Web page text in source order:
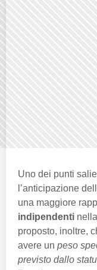
Uno dei punti
l’anticipazione
una maggiore
indipendenti
proposto, inoltre,
avere un peso
previsto dallo